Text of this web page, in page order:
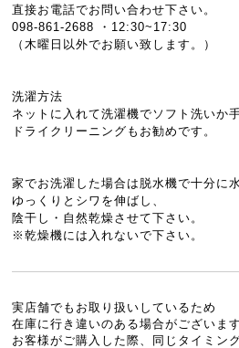
直接お電話でお問い合わせ下さい。
098-861-2688 ・12:30~17:30
（木曜日以外でお願い致します。）
洗濯方法
ネットに入れて洗濯機でソフト洗いか
ドライクリーニングもお勧めです。
家でお洗濯した場合は脱水機で十分に
ゆっくりとシワを伸ばし、
陰干し・自然乾燥させて下さい。
※乾燥機には入れないで下さい。
実店舗でもお取り扱いしているため
在庫に行き違いのある場合がございます
お客様がご購入した際、同じタイミン